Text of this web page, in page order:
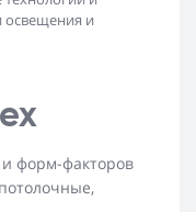
освещения и
форм-факторов